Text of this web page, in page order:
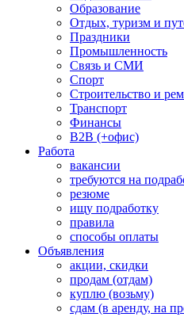
Образование
Отдых, туризм и
Праздники
Промышленность
Связь и СМИ
Спорт
Строительство и
Транспорт
Финансы
B2B (+офис)
Работа
вакансии
требуются на
резюме
ищу подработку
правила
способы оплаты
Объявления
акции, скидки
продам (отдам)
куплю (возьму)
сдам (в аренду, на